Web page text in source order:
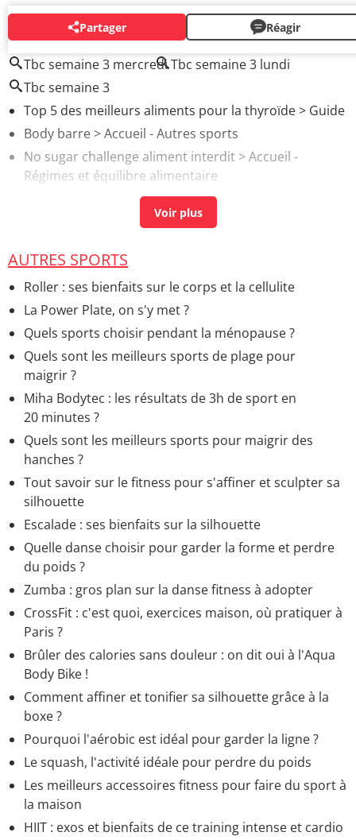
Partager Réagir
AUTOUR DU MÊME SUJET
Tbc semaine 3 mercrediTbc semaine 3 lundi
Tbc semaine 3
Top 5 des meilleurs aliments pour la thyroïde> Guide
Body barre> Accueil - Autres sports
No sugar challenge aliment interdit > Accueil -
Régimes et équilibre alimentaire
Challenge perte de poids> Accueil - Régime et perte
AUTRES SPORTS
Roller : ses bienfaits sur le corps et la cellulite
La Power Plate, on s'y met ?
Quels sports choisir pendant la ménopause ?
Quels sont les meilleurs sports de plage pour
maigrir ?
Miha Bodytec : les résultats de 3h de sport en
20 minutes ?
Quels sont les meilleurs sports pour maigrir des
hanches ?
Tout savoir sur le fitness pour s'affiner et sculpter sa
silhouette
Escalade : ses bienfaits sur la silhouette
Quelle danse choisir pour garder la forme et perdre
du poids ?
Zumba : gros plan sur la danse fitness à adopter
CrossFit : c'est quoi, exercices maison, où pratiquer à
Paris ?
Brûler des calories sans douleur : on dit oui à l'Aqua
Body Bike !
Comment affiner et tonifier sa silhouette grâce à la
boxe ?
Pourquoi l'aérobic est idéal pour garder la ligne ?
Le squash, l'activité idéale pour perdre du poids
Les meilleurs accessoires fitness pour faire du sport à
la maison
HIIT : exos et bienfaits de ce training intense et cardio